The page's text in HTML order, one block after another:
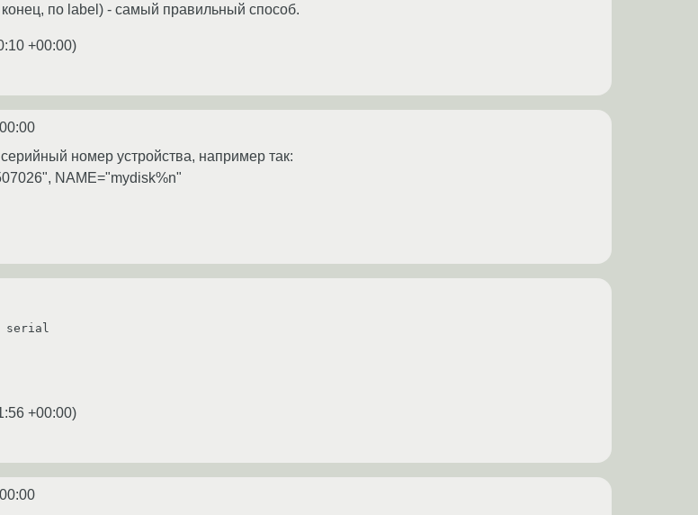
по label) - самый правильный способ.
+00:00)
номер устройства, например так:
NAME="mydisk%n"
serial
+00:00)